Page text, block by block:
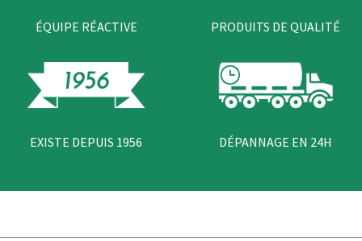
ÉQUIPE RÉACTIVE PRODUITS DE QUALITÉ
EXISTE DEPUIS 1956 DÉPANNAGE EN 24H